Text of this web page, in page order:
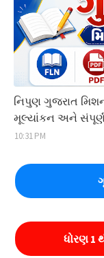
નિપુણ ગુજરાત
મૂલ્યાંકન અને સંપૂર્ણ
10:31 PM
ધોરણ 1